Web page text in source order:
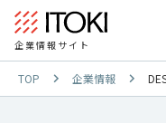
企業情報サイト
TOP 企業情報